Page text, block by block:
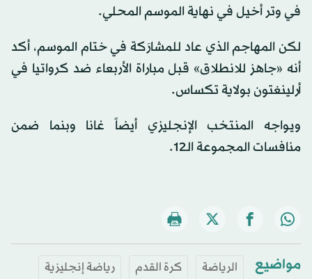
في وتر أخيل في نهاية الموسم المحلي.
لكن المهاجم الذي عاد للمشارَكة في ختام الموسم، أكد
أنه «جاهز للانطلاق» قبل مباراة الأربعاء ضد كرواتيا في
أرلينغتون بولاية تكساس.
ويواجه المنتخب الإنجليزي أيضاً غانا وبنما ضمن
منافسات المجموعة الـ12.
مواضيع الرياضة كرة القدم
رياضة إنجليزية